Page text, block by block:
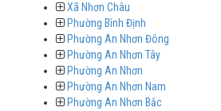
Xã Nhơn Châu
Phường Bình Định
Phường An Nhơn Đông
Phường An Nhơn Tây
Phường An Nhơn
Phường An Nhơn Nam
Phường An Nhơn Bắc